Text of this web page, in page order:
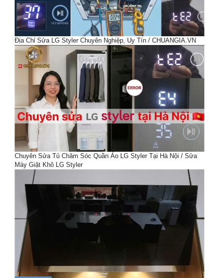
Địa Chỉ Sửa LG Styler Chuyên Nghiệp, Uy Tín / CHUANGIA.VN
Chuyên Sửa Tủ Chăm Sóc Quần Áo LG Styler Tại Hà Nội / Sửa
Máy Giặt Khô LG Styler